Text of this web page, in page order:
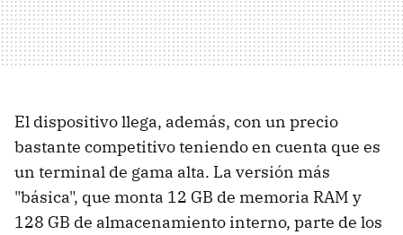
El dispositivo llega, además, con un precio
bastante competitivo teniendo en cuenta que es
un terminal de gama alta. La versión más
"básica", que monta 12 GB de memoria RAM y
128 GB de almacenamiento interno, parte de los